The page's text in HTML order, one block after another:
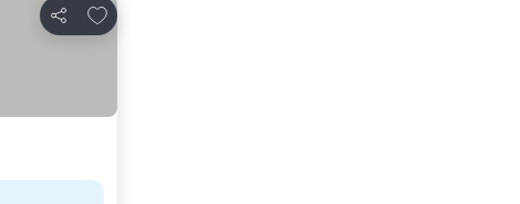
Κοινοποίηση
Προσθήκη στα αγαπημένα